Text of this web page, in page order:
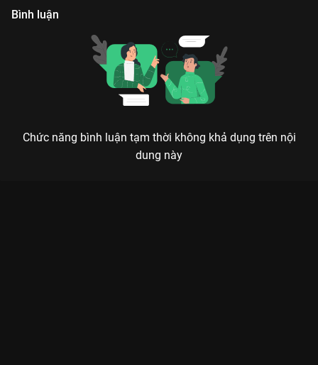
Bình luận
Chức năng bình luận tạm thời không khả dụng trên nội
dung này